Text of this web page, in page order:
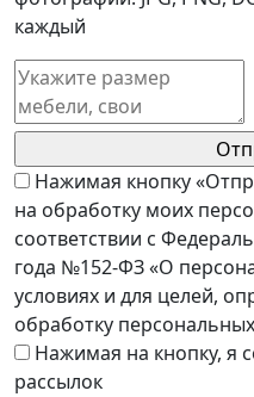
каждый
Нажимая кнопку
на обработку моих
соответствии с
года №152-ФЗ «О
условиях и для целей,
обработку
Нажимая на кнопку, я
рассылок